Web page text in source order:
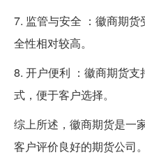
7. 监管与安全 ：徽商期
全性相对较高。
8. 开户便利 ：徽商期货
式，便于客户选择。
综上所述，徽商期货是一
客户评价良好的期货公司